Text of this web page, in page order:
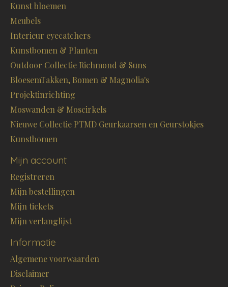
Kunst bloemen
Meubels
Interieur eyecatchers
Kunstbomen & Planten
Outdoor Collectie Richmond & Suns
BloesemTakken, Bomen & Magnolia's
Projektinrichting
Moswanden & Moscirkels
Nieuwe Collectie PTMD Geurkaarsen en Geurstokjes
Kunstbomen
Mijn account
Registreren
Mijn bestellingen
Mijn tickets
Mijn verlanglijst
Informatie
Algemene voorwaarden
Disclaimer